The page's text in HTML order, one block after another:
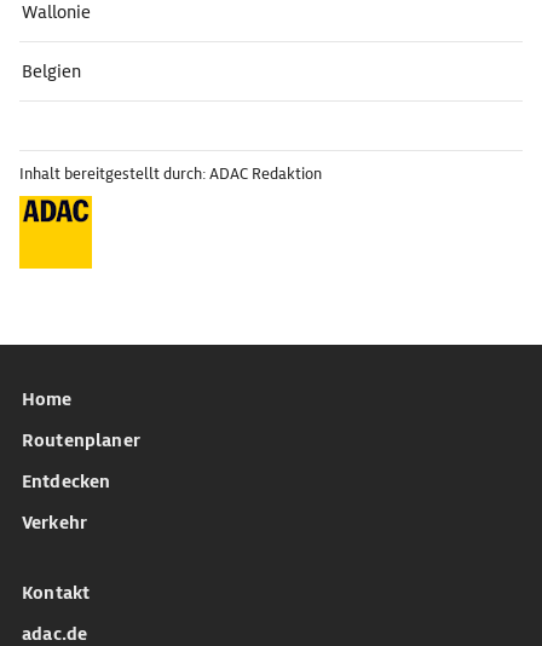
Wallonie
Belgien
Inhalt bereitgestellt durch: ADAC Redaktion
Home
Routenplaner
Entdecken
Verkehr
Kontakt
adac.de